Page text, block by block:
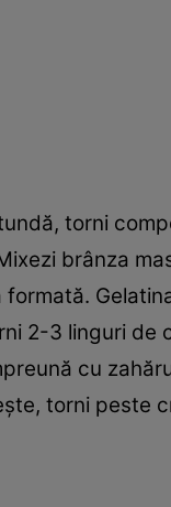
torni
brânza
2-3 linguri de
cu
torni peste